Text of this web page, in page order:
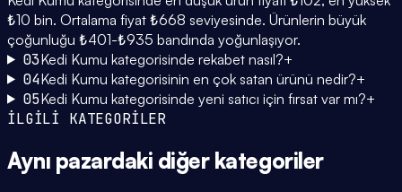
₺10 bin. Ortalama fiyat ₺668 seviyesinde. Ürünlerin büyük
çoğunluğu ₺401-₺935 bandında yoğunlaşıyor.
03Kedi Kumu kategorisinde rekabet nasıl?+
04Kedi Kumu kategorisinin en çok satan ürünü nedir?+
05Kedi Kumu kategorisinde yeni satıcı için fırsat var mı?+
İLGİLİ KATEGORİLER
Aynı pazardaki diğer kategoriler